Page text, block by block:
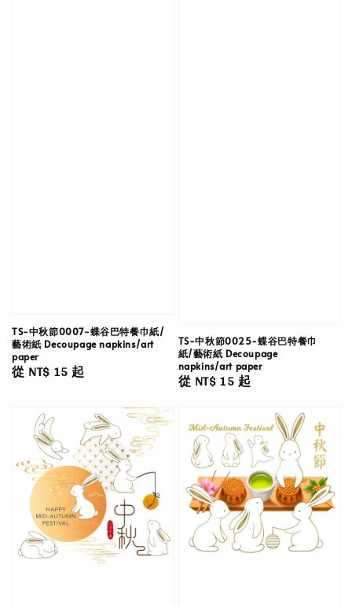
TS-中秋節0007-蝶谷巴特餐巾紙/
藝術紙 Decoupage napkins/art
paper
Regular
從 NT$ 15起
TS-中秋節0025-蝶谷巴特餐巾
紙/藝術紙 Decoupage
napkins/art paper
Regular
從 NT$ 15起